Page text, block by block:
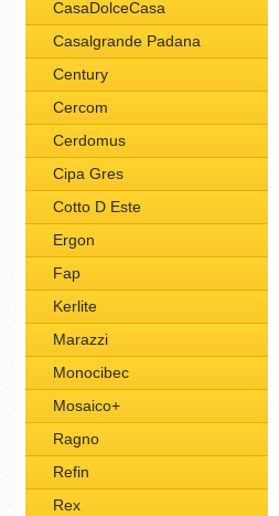
CasaDolceCasa
Casalgrande Padana
Century
Cercom
Cerdomus
Cipa Gres
Cotto D Este
Ergon
Fap
Kerlite
Marazzi
Monocibec
Mosaico+
Ragno
Refin
Rex